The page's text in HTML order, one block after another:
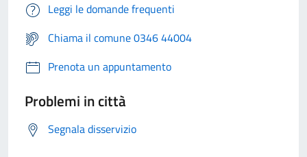
Leggi le domande frequenti
Chiama il comune 0346 44004
Prenota un appuntamento
Problemi in città
Segnala disservizio